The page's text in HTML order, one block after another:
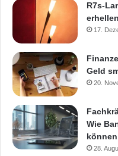
R7s-
erhellen
17.
Geld
20.
Wie
können
28.